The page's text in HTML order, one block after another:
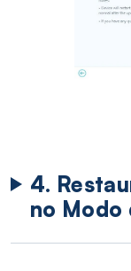
4.
no Modo